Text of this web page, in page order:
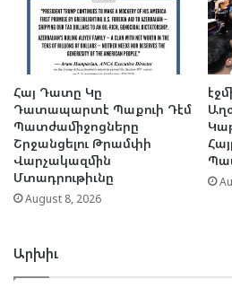
Հայ Դատը Կը
Դատապարտէ Պաքուի Դէմ
Պատժամիջոցները
Շրջանցելու Թրամփի
Վարչակազմին
Մտադրութիւնը
August 8, 2026
Արխիւ